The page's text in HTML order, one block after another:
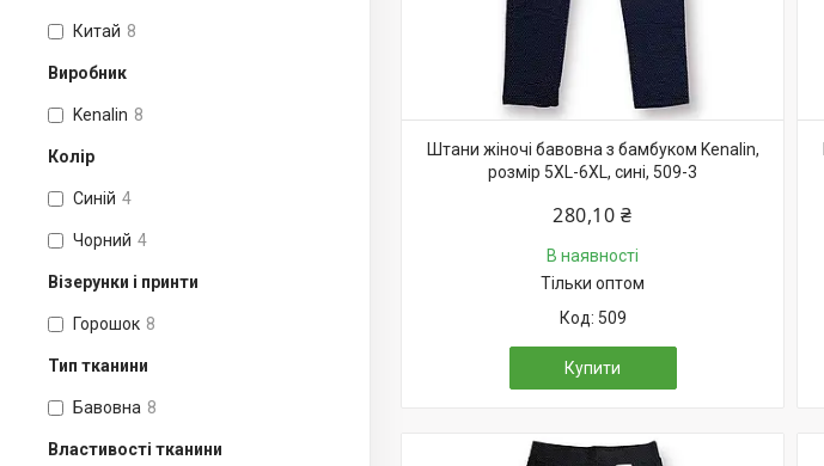
Китай 8
Виробник
Kenalin 8
Колір
Синій 4
Чорний 4
Візерунки і принти
Горошок 8
Тип тканини
Бавовна 8
Властивості тканини
Штани жіночі бавовна з бамбуком Kenalin,
розмір 5XL-6XL, сині, 509-3
280,10 ₴
В наявності
Тільки оптом
509
Купити